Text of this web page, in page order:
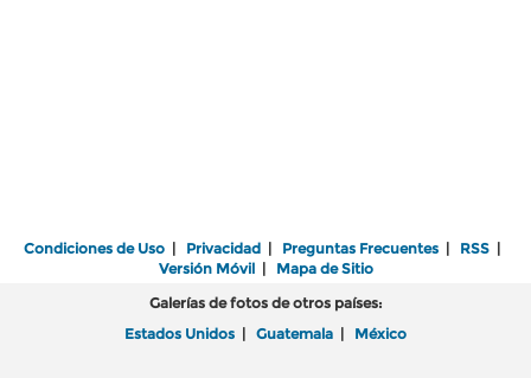
Condiciones de Uso | Privacidad | Preguntas Frecuentes | RSS |
Versión Móvil| Mapa de Sitio
Galerías de fotos de otros países:
Estados Unidos | Guatemala | México